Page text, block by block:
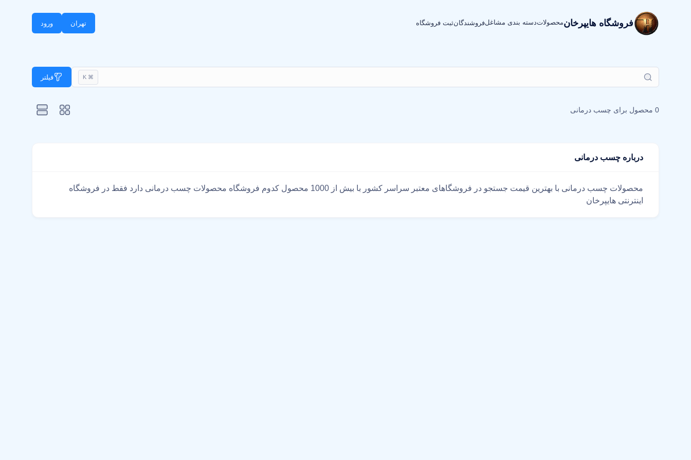
فروشگاه هایپرخانمحصولاتدسته بندی مشاغلفروشندگانثبت فروشگاه تهران ورود
⌘ K فیلتر
0 محصول برای چسب درمانی
درباره چسب درمانی
محصولات چسب درمانی با بهترین قیمت جستجو در فروشگاهای معتبر سراسر کشور با بیش از 1000 محصول کدوم فروشگاه محصولات چسب درمانی دارد فقط در فروشگاه
اینترنتی هایپرخان